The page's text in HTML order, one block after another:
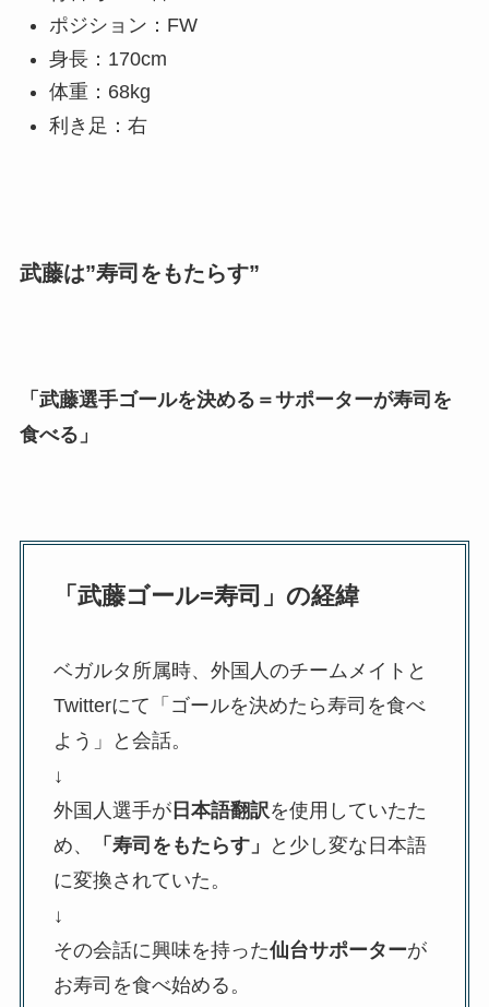
ポジション：FW
身長：170cm
体重：68kg
利き足：右
武藤は”寿司をもたらす”
「武藤選手ゴールを決める＝サポーターが寿司を
食べる」
「武藤ゴール=寿司」の経緯
ベガルタ所属時、外国人のチームメイトと
Twitterにて「ゴールを決めたら寿司を食べ
よう」と会話。
↓
外国人選手が日本語翻訳を使用していたた
め、
「寿司をもたらす」
と少し変な日本語
に変換されていた。
↓
その会話に興味を持った仙台サポーターが
お寿司を食べ始める。